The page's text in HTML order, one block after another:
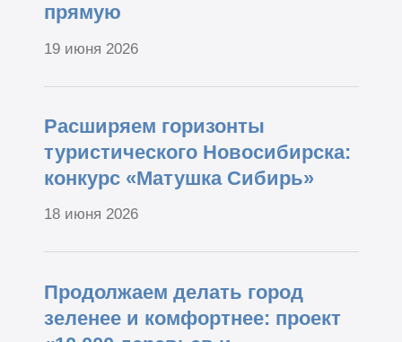
прямую
19 июня 2026
Расширяем горизонты
туристического Новосибирска:
конкурс «Матушка Сибирь»
18 июня 2026
Продолжаем делать город
зеленее и комфортнее: проект